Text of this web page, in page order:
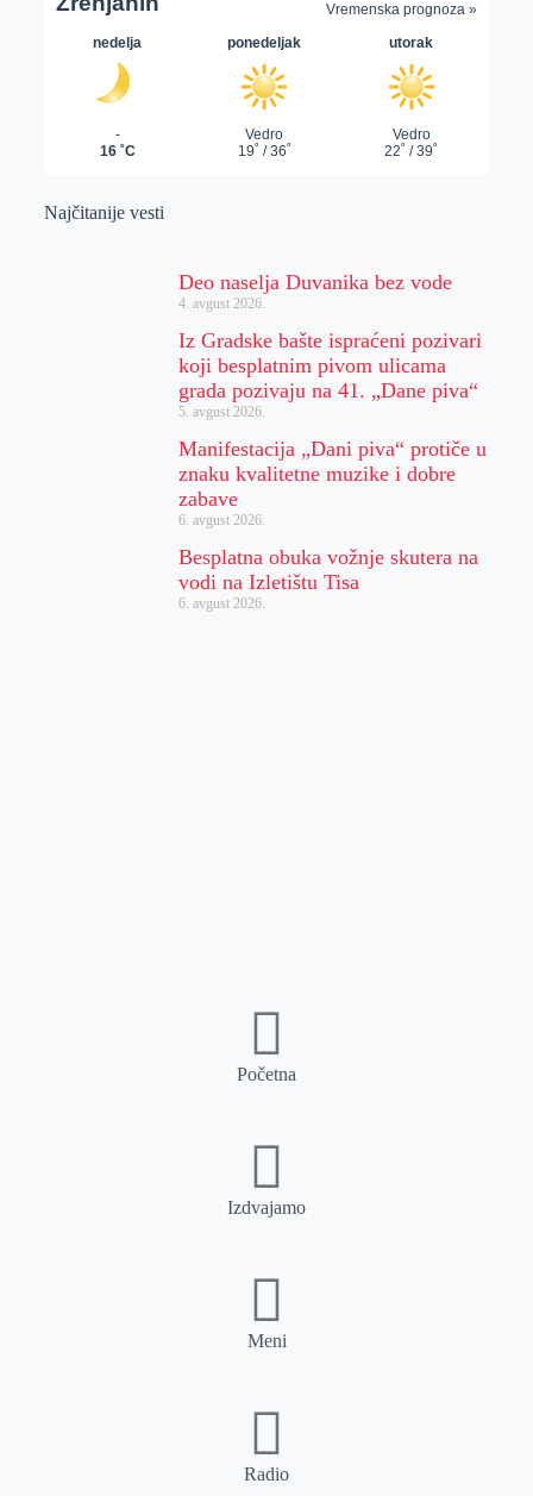
Najčitanije vesti
Deo naselja Duvanika bez vode
4. avgust 2026.
Iz Gradske bašte ispraćeni pozivari
koji besplatnim pivom ulicama
grada pozivaju na 41. „Dane piva“
5. avgust 2026.
Manifestacija „Dani piva“ protiče u
znaku kvalitetne muzike i dobre
zabave
6. avgust 2026.
Besplatna obuka vožnje skutera na
vodi na Izletištu Tisa
6. avgust 2026.
Početna
Izdvajamo
Meni
Radio